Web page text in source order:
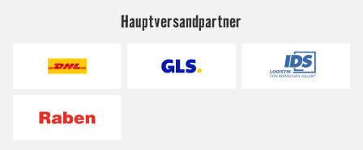
Hauptversandpartner